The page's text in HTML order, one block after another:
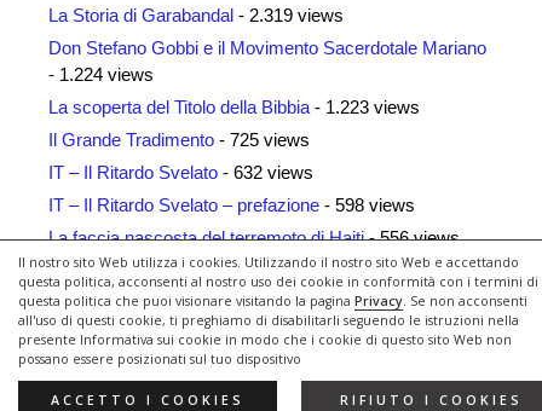
Il nostro sito Web utilizza i cookies. Utilizzando il nostro sito Web e accettando
questa politica, acconsenti al nostro uso dei cookie in conformità con i termini di
questa politica che puoi visionare visitando la pagina Privacy. Se non acconsenti
all'uso di questi cookie, ti preghiamo di disabilitarli seguendo le istruzioni nella
presente Informativa sui cookie in modo che i cookie di questo sito Web non
possano essere posizionati sul tuo dispositivo
ACCETTO I COOKIES RIFIUTO I COOKIES
La Storia di Garabandal - 2.319 views
Don Stefano Gobbi e il Movimento Sacerdotale Mariano
- 1.224 views
La scoperta del Titolo della Bibbia - 1.223 views
Il Grande Tradimento - 725 views
IT – Il Ritardo Svelato - 632 views
IT – Il Ritardo Svelato – prefazione - 598 views
La faccia nascosta del terremoto di Haiti- 556 views
Siti Amici- 461 views
© 2026 Il Ritardo Svelato • Creato conGeneratePress